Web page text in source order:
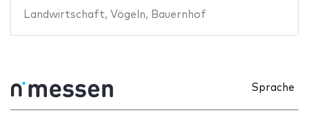
Landwirtschaft, Vögeln, Bauernhof
Sprache